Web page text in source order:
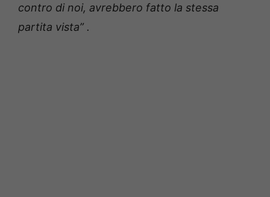
contro di noi, avrebbero fatto la stessa
partita vista” .